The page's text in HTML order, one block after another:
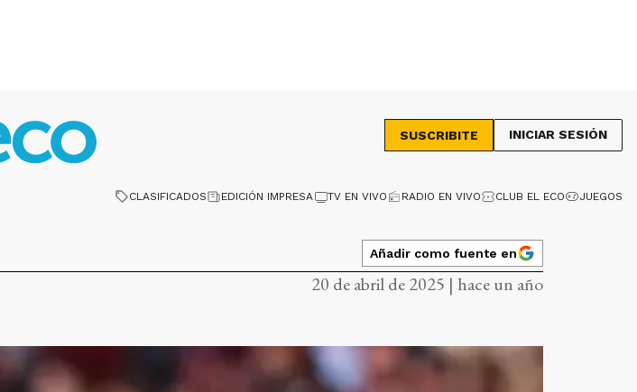
SUSCRIBITE INICIAR SESIÓN
CLASIFICADOS EDICIÓN IMPRESA TV EN VIVO RADIO EN VIVO CLUB EL ECO JUEGOS
Añadir como fuente en
20 de abril de 2025 | hace un año